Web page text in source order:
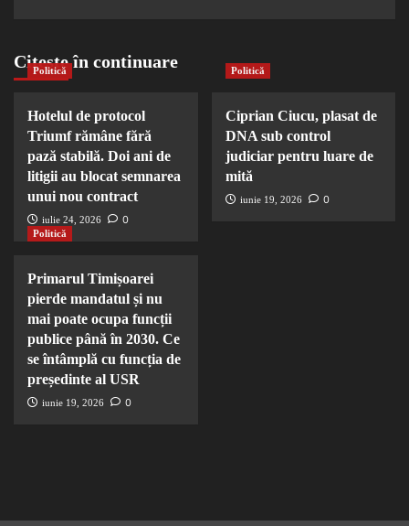
Citește în continuare
Politică
Hotelul de protocol
Triumf rămâne fără
pază stabilă. Doi ani de
litigii au blocat semnarea
unui nou contract
iulie 24, 2026 0
Politică
Ciprian Ciucu, plasat de
DNA sub control
judiciar pentru luare de
mită
iunie 19, 2026 0
Politică
Primarul Timișoarei
pierde mandatul și nu
mai poate ocupa funcții
publice până în 2030. Ce
se întâmplă cu funcția de
președinte al USR
iunie 19, 2026 0